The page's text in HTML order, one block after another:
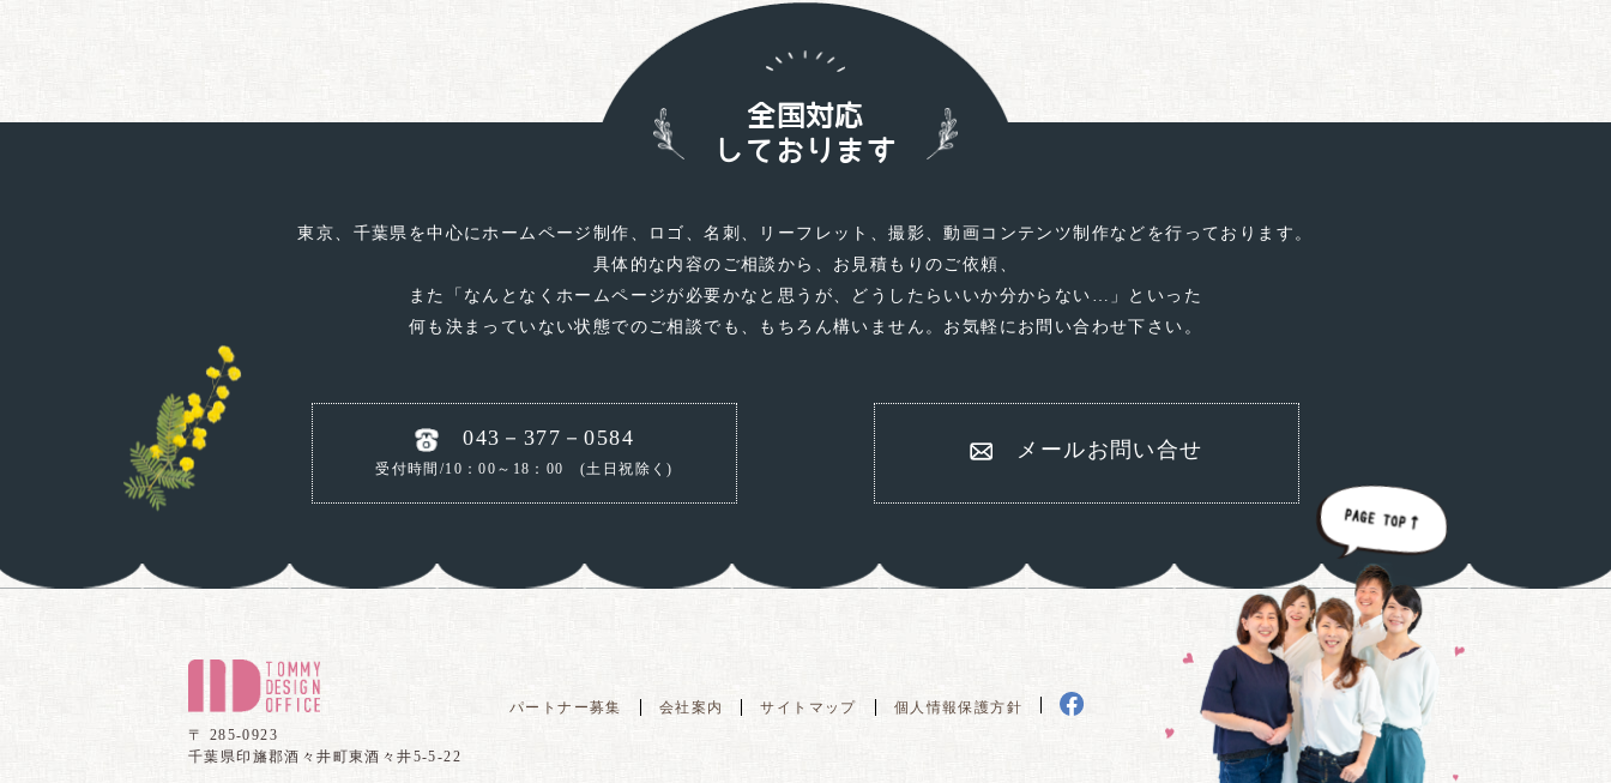
全国対応
しております
東京、千葉県を中心にホームページ制作、ロゴ、名刺、リーフレット、撮影、動画コンテンツ制作などを行っております。
具体的な内容のご相談から、お見積もりのご依頼、
また「なんとなくホームページが必要かなと思うが、どうしたらいいか分からない…」といった
何も決まっていない状態でのご相談でも、もちろん構いません。お気軽にお問い合わせ下さい。
043－377－0584
受付時間/10：00～18：00 (土日祝除く)
メールお問い合せ
〒 285-0923
千葉県印旛郡酒々井町東酒々井5-5-22
パートナー募集 会社案内 サイトマップ 個人情報保護方針